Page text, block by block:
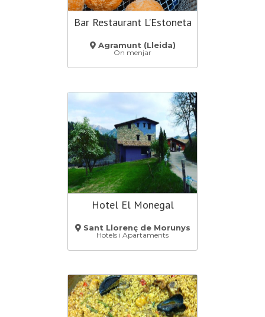
Bar Restaurant L’Estoneta
Agramunt (Lleida)
On menjar
Hotel El Monegal
Sant Llorenç de Morunys
(Lleida)
Hotels i Apartaments